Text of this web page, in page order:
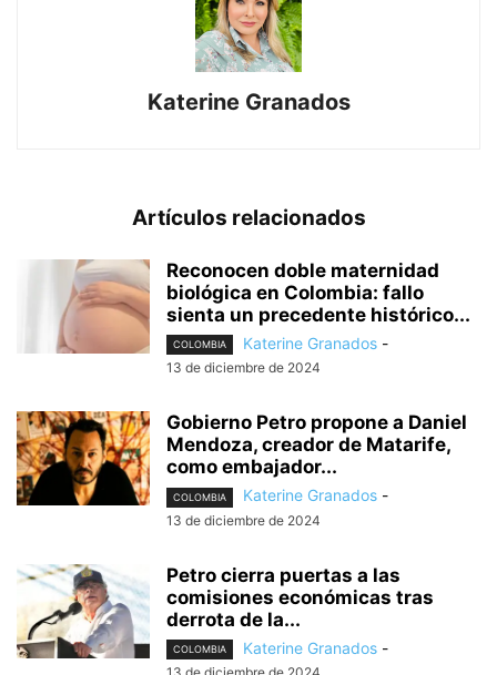
Katerine Granados
Artículos relacionados
Reconocen doble maternidad
biológica en Colombia: fallo
sienta un precedente histórico...
COLOMBIA Katerine Granados -
13 de diciembre de 2024
Gobierno Petro propone a Daniel
Mendoza, creador de Matarife,
como embajador...
COLOMBIA Katerine Granados -
13 de diciembre de 2024
Petro cierra puertas a las
comisiones económicas tras
derrota de la...
COLOMBIA Katerine Granados -